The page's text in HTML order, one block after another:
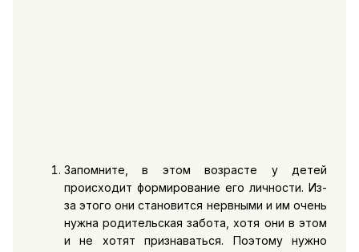
Запомните, в этом возрасте у детей
происходит формирование его личности. Из-
за этого они становится нервными и им очень
нужна родительская забота, хотя они в этом
и не хотят признаваться. Поэтому нужно